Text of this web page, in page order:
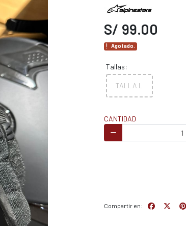
S/ 99.00
Agotado.
Tallas:
TALLA L
CANTIDAD
Compartir en: